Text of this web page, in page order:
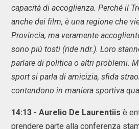
capacità di accoglienza. Perché il
anche dei film, è una regione che
Provincia, ma veramente
sono più tosti (ride ndr.). Loro
parlare di politica o altri problemi.
sport si parla di amicizia, sfida
contendono in maniera sportiva
14:13 - Aurelio De Laurentiis è
prendere parte alla conferenza